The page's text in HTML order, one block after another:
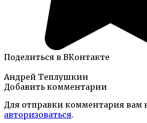
Поделиться в ВКонтакте
Андрей Теплушкин
Добавить комментарии
Для отправки комментария вам
авторизоваться.